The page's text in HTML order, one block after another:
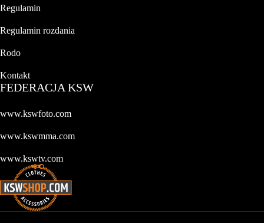
Regulamin
Regulamin rozdania
Rodo
Kontakt
FEDERACJA KSW
www.kswfoto.com
www.kswmma.com
www.kswtv.com